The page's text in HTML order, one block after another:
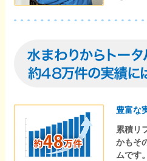
豊富な
累積リ
かもそ
ムです。